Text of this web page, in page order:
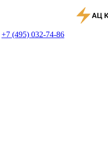
+7 (495) 032-74-86